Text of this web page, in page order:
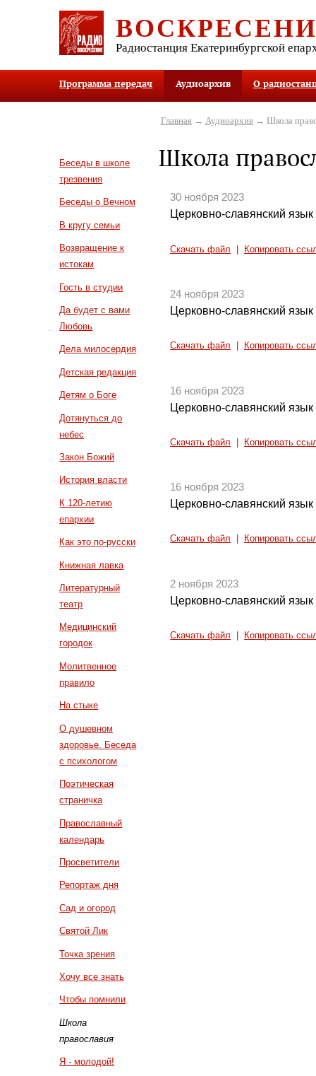
Радиостанция Екатеринбургской
Программа передач Аудиоархив О
Беседы в школе
трезвения
Беседы о Вечном
В кругу семьи
Возвращение к
истокам
Гость в студии
Да будет с вами
Любовь
Дела милосердия
Детская редакция
Детям о Боге
Дотянуться до
небес
Закон Божий
История власти
К 120-летию
епархии
Как это по-русски
Книжная лавка
Литературный
театр
Медицинский
городок
Молитвенное
правило
На стыке
О душевном
здоровье. Беседа
с психологом
Поэтическая
страничка
Православный
календарь
Просветители
Репортаж дня
Сад и огород
Святой Лик
Точка зрения
Хочу все знать
Чтобы помнили
Школа
православия
Я - молодой!
Главная→ Аудиоархив→ Школа
Школа
30 ноября 2023
Церковно-славянский
Скачать файл Копировать
24 ноября 2023
Церковно-славянский
Скачать файл Копировать
16 ноября 2023
Церковно-славянский
Скачать файл Копировать
16 ноября 2023
Церковно-славянский
Скачать файл Копировать
2 ноября 2023
Церковно-славянский
Скачать файл Копировать